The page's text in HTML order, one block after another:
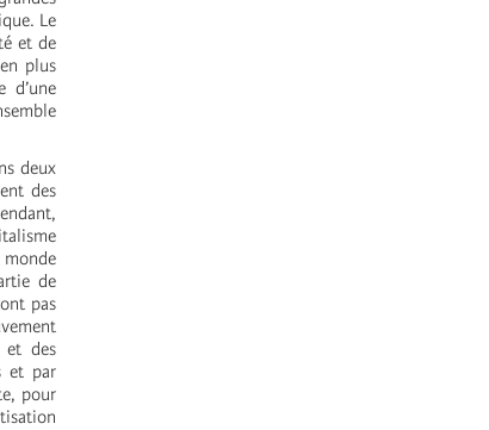
Le
et de
plus
d’une
deux
des
monde
de
pas
et des
et par
pour